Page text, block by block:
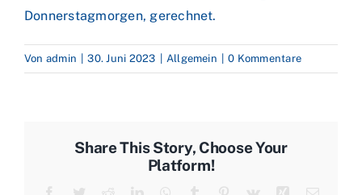
Donnerstagmorgen, gerechnet.
Von admin 30. Juni 2023 Allgemein 0 Kommentare
Share This Story, Choose Your
Platform!